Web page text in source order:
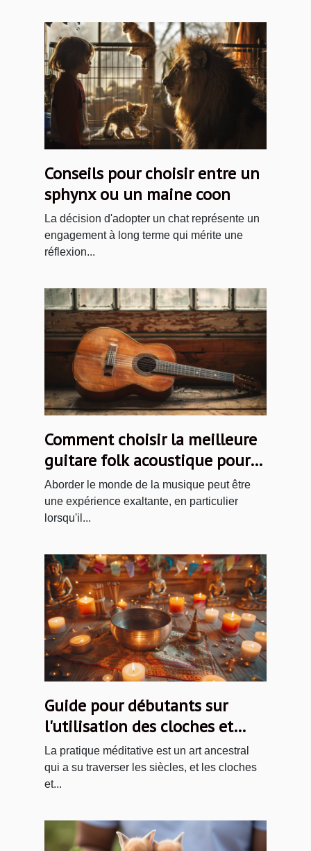
Conseils pour choisir entre un
sphynx ou un maine coon
La décision d'adopter un chat représente un
engagement à long terme qui mérite une
réflexion...
Comment choisir la meilleure
guitare folk acoustique pour
débutants
Aborder le monde de la musique peut être
une expérience exaltante, en particulier
lorsqu'il...
Guide pour débutants sur
l'utilisation des cloches et
dorjés tibétains
La pratique méditative est un art ancestral
qui a su traverser les siècles, et les cloches
et...